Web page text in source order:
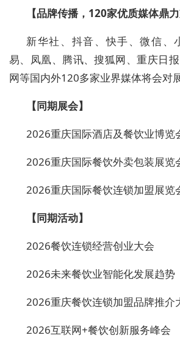
【品牌传播， 120家优质媒体鼎力
新华社、抖音、快手、微信、
易、凤凰、腾讯、搜狐网、重庆日
网等国内外120多家业界媒体将会对
【同期展会】
2026重庆国际酒店及餐饮业博览
2026重庆国际餐饮外卖包装展览
2026重庆国际餐饮连锁加盟展览
【同期活动】
2026餐饮连锁经营创业大会
2026未来餐饮业智能化发展趋势
2026重庆餐饮连锁加盟品牌推介
2026互联网+餐饮创新服务峰会